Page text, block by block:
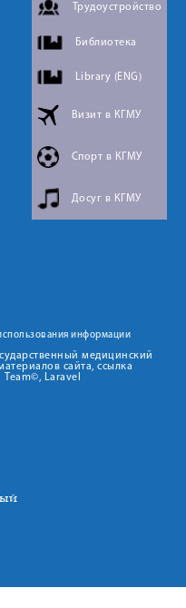
Трудоустройство
Библиотека
Library (ENG)
Визит в КГМУ
Спорт в КГМУ
Досуг в КГМУ
информации
медицинский
сайта, ссылка
Laravel